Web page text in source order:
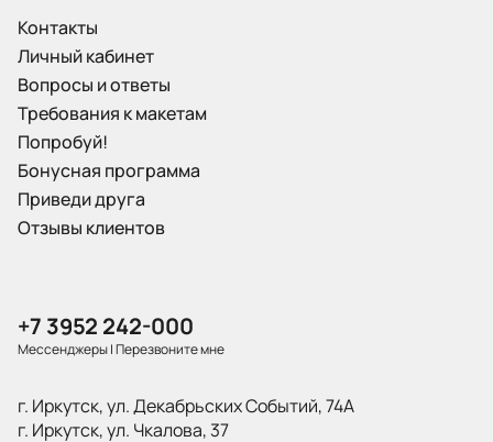
Контакты
Личный кабинет
Вопросы и ответы
Требования к макетам
Попробуй!
Бонусная программа
Приведи друга
Отзывы клиентов
+7 3952 242-000
Мессенджеры|Перезвоните мне
г. Иркутск, ул. Декабрьских Событий, 74А
г. Иркутск, ул. Чкалова, 37